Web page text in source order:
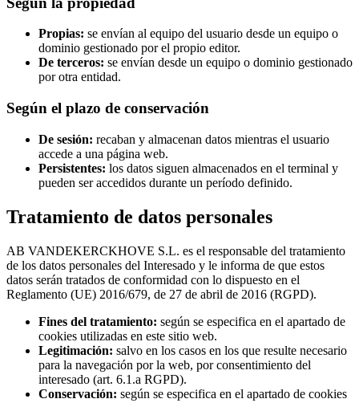
Propias: se envían al equipo del usuario desde un equipo o
dominio gestionado por el propio editor.
De terceros: se envían desde un equipo o dominio gestionado
por otra entidad.
Según el plazo de conservación
De sesión: recaban y almacenan datos mientras el usuario
accede a una página web.
Persistentes: los datos siguen almacenados en el terminal y
pueden ser accedidos durante un período definido.
Tratamiento de datos personales
AB VANDEKERCKHOVE S.L. es el responsable del tratamiento
de los datos personales del Interesado y le informa de que estos
datos serán tratados de conformidad con lo dispuesto en el
Reglamento (UE) 2016/679, de 27 de abril de 2016 (RGPD).
Fines del tratamiento: según se especifica en el apartado de
cookies utilizadas en este sitio web.
Legitimación: salvo en los casos en los que resulte necesario
para la navegación por la web, por consentimiento del
interesado (art. 6.1.a RGPD).
Conservación: según se especifica en el apartado de cookies